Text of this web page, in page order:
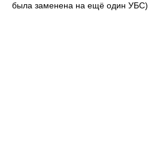
была заменена на ещё один УБС).